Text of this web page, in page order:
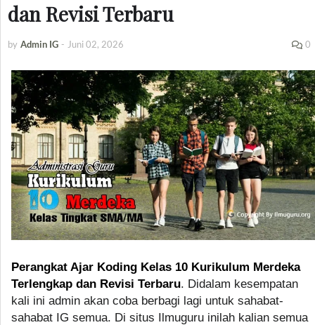
dan Revisi Terbaru
by Admin IG - Juni 02, 2026 0
Perangkat Ajar Koding Kelas 10 Kurikulum Merdeka
Terlengkap dan Revisi Terbaru. Didalam kesempatan
kali ini admin akan coba berbagi lagi untuk sahabat-
sahabat IG semua. Di situs Ilmuguru inilah kalian semua